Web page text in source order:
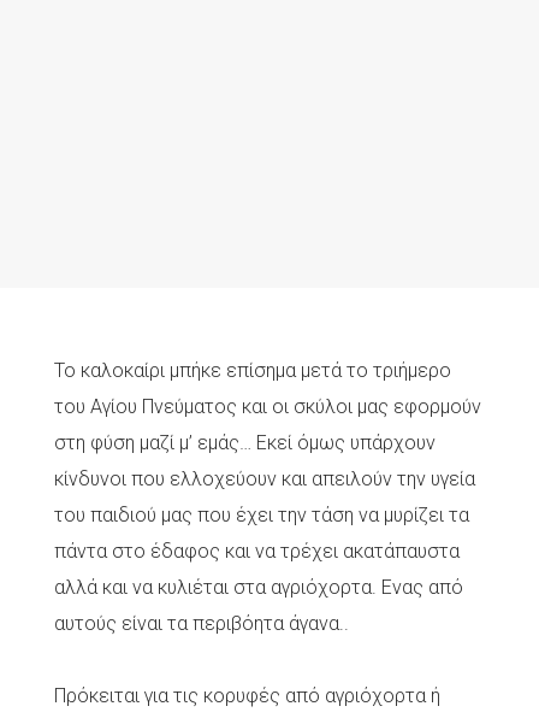
Το καλοκαίρι μπήκε επίσημα μετά το τριήμερο
του Αγίου Πνεύματος και οι σκύλοι μας εφορμούν
στη φύση μαζί μ’ εμάς… Εκεί όμως υπάρχουν
κίνδυνοι που ελλοχεύουν και απειλούν την υγεία
του παιδιού μας που έχει την τάση να μυρίζει τα
πάντα στο έδαφος και να τρέχει ακατάπαυστα
αλλά και να κυλιέται στα αγριόχορτα. Ενας από
αυτούς είναι τα περιβόητα άγανα..
Πρόκειται για τις κορυφές από αγριόχορτα ή